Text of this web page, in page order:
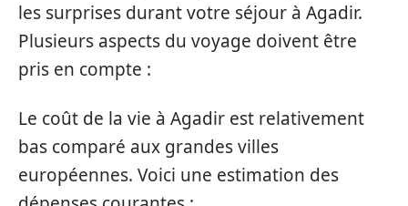
les surprises durant votre séjour à Agadir.
Plusieurs aspects du voyage doivent être
pris en compte :
Le coût de la vie à Agadir est relativement
bas comparé aux grandes villes
européennes. Voici une estimation des